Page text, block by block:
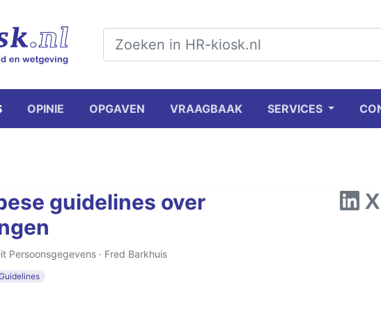
OPINIE OPGAVEN VRAAGBAAK SERVICES
guidelines over
Persoonsgegevens · Fred Barkhuis